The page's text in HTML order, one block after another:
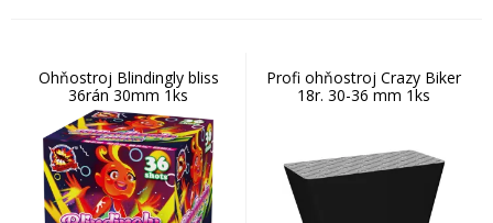
Ohňostroj Blindingly bliss
36rán 30mm 1ks
Profi ohňostroj Crazy Biker
18r. 30-36 mm 1ks